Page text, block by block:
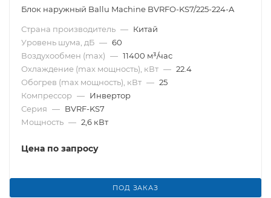
Блок наружный Ballu Machine BVRFO-KS7/225-224-A
Страна производитель — Китай
Уровень шума, дБ — 60
Воздухообмен (max) — 11400 м³/час
Охлаждение (max мощность), кВт — 22.4
Обогрев (max мощность), кВт — 25
Компрессор — Инвертор
Серия — BVRF-KS7
Мощность — 2,6 кВт
Цена по запросу
ПОД ЗАКАЗ